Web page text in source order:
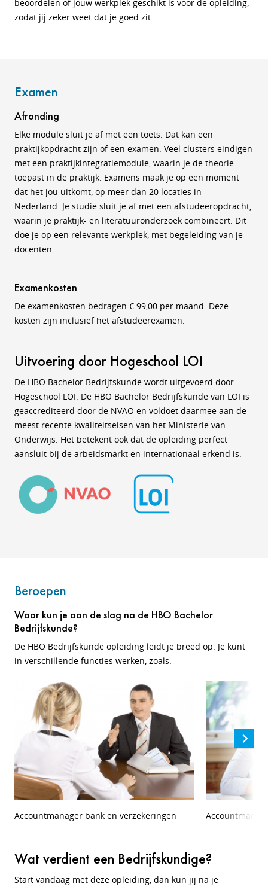
beoordelen of jouw werkplek geschikt is voor de opleiding,
zodat jij zeker weet dat je goed zit.
Examen
Afronding
Elke module sluit je af met een toets. Dat kan een
praktijkopdracht zijn of een examen. Veel clusters eindigen
met een praktijkintegratiemodule, waarin je de theorie
toepast in de praktijk. Examens maak je op een moment
dat het jou uitkomt, op meer dan 20 locaties in
Nederland. Je studie sluit je af met een afstudeeropdracht,
waarin je praktijk- en literatuuronderzoek combineert. Dit
doe je op een relevante werkplek, met begeleiding van je
docenten.
Examenkosten
De examenkosten bedragen € 99,00 per maand. Deze
kosten zijn inclusief het afstudeerexamen.
Uitvoering door Hogeschool LOI
De HBO Bachelor Bedrijfskunde wordt uitgevoerd door
Hogeschool LOI. De HBO Bachelor Bedrijfskunde van LOI is
geaccrediteerd door de NVAO en voldoet daarmee aan de
meest recente kwaliteitseisen van het Ministerie van
Onderwijs. Het betekent ook dat de opleiding perfect
aansluit bij de arbeidsmarkt en internationaal erkend is.
Beroepen
Waar kun je aan de slag na de HBO Bachelor
Bedrijfskunde?
De HBO Bedrijfskunde opleiding leidt je breed op. Je kunt
in verschillende functies werken, zoals:
Accountmanager bank en verzekeringen
Wat verdient een Bedrijfskundige?
Start vandaag met deze opleiding, dan kun jij na je